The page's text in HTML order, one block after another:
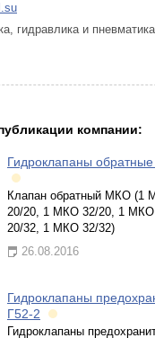
гидравлика и
компании:
Гидроклапаны
Клапан обратный МКО (1
20/20, 1 МКО 32/20, 1
20/32, 1 МКО 32/32)
26.08.2016
Гидроклапаны
Г52-2
Гидроклапаны